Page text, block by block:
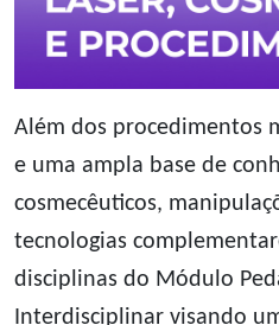
Além dos procedimentos
e uma ampla base de
cosmecêuticos,
tecnologias
disciplinas do Módulo
Interdisciplinar visando